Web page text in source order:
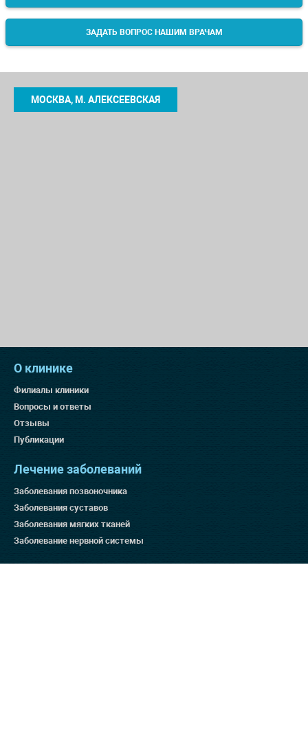
ЗАДАТЬ ВОПРОС НАШИМ ВРАЧАМ
МОСКВА, М. АЛЕКСЕЕВСКАЯ
О клинике
Филиалы клиники
Вопросы и ответы
Отзывы
Публикации
Лечение заболеваний
Заболевания позвоночника
Заболевания суставов
Заболевания мягких тканей
Заболевание нервной системы